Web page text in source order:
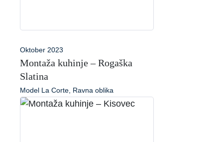
Oktober 2023
Montaža kuhinje – Rogaška
Slatina
Model La Corte, Ravna oblika